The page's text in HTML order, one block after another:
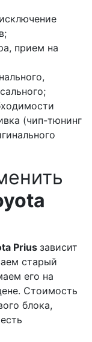
прием на
(чип-тюнинг
Prius зависит
старый
его на
Стоимость
блока,